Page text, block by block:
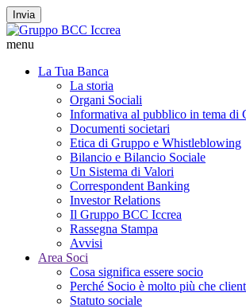
Invia
menu
La Tua Banca
La storia
Organi Sociali
Informativa al pubblico in tema di
Documenti societari
Etica di Gruppo e Whistleblowing
Bilancio e Bilancio Sociale
Un Sistema di Valori
Correspondent Banking
Investor Relations
Il Gruppo BCC Iccrea
Rassegna Stampa
Avvisi
Area Soci
Cosa significa essere socio
Perché Socio è molto più che
Statuto sociale